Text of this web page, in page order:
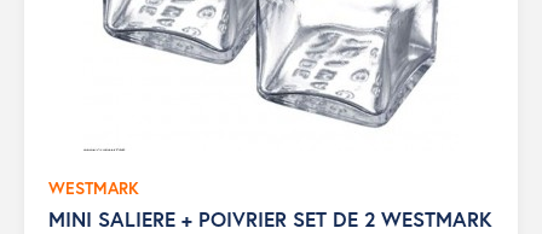
WESTMARK
MINI SALIERE + POIVRIER SET DE 2 WESTMARK